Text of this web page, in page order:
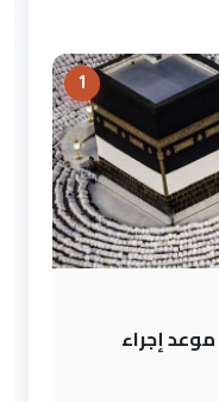
1
إجراء